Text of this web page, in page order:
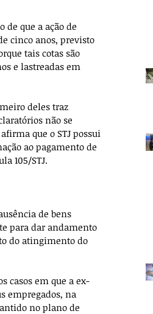
de que a ação de
cinco anos, previsto
tais cotas são
e lastreadas em
deles traz
não se
que o STJ possui
ao pagamento de
105/STJ.
de bens
para dar andamento
do atingimento do
casos em que a ex-
empregados, na
no plano de